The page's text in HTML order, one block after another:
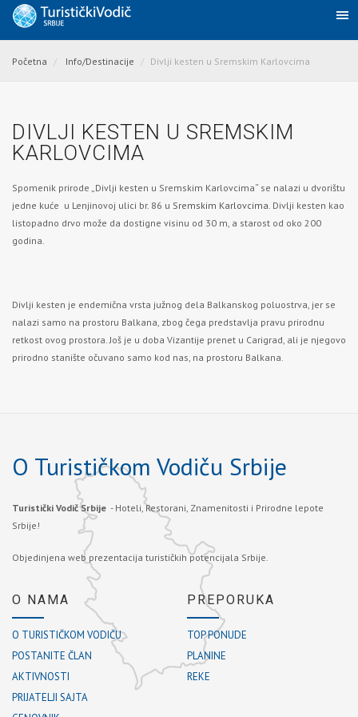
Početna Info/Destinacije Divlji kesten u Sremskim Karlovcima
DIVLJI KESTEN U SREMSKIM
KARLOVCIMA
Spomenik prirode „Divlji kesten u Sremskim Karlovcima“ se nalazi u dvorištu
jedne kuće u Lenjinovoj ulici br. 86 u Sremskim Karlovcima. Divlji kesten kao
listopadno drvo može da dostigne visinu od 30 m, a starost od oko 200
godina.
Divlji kesten je endemična vrsta južnog dela Balkanskog poluostrva, jer se
nalazi samo na prostoru Balkana, zbog čega predstavlja pravu prirodnu
retkost ovog prostora. Još je u doba Vizantije prenet u Carigrad, ali je njegovo
prirodno stanište očuvano samo kod nas, na prostoru Balkana.
O Turističkom Vodiču Srbije
Turistički Vodič Srbije - Hoteli, Restorani, Znamenitosti i Prirodne lepote
Srbije!
Objedinjena web prezentacija turističkih potencijala Srbije.
O NAMA
O TURISTIČKOM VODIČU
POSTANITE ČLAN
AKTIVNOSTI
PRIJATELJI SAJTA
PREPORUKA
TOP PONUDE
PLANINE
REKE